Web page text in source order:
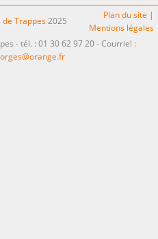
de Trappes 2025
Plan du site |
Mentions légales
- tél. : 01 30 62 97 20 - Courriel :